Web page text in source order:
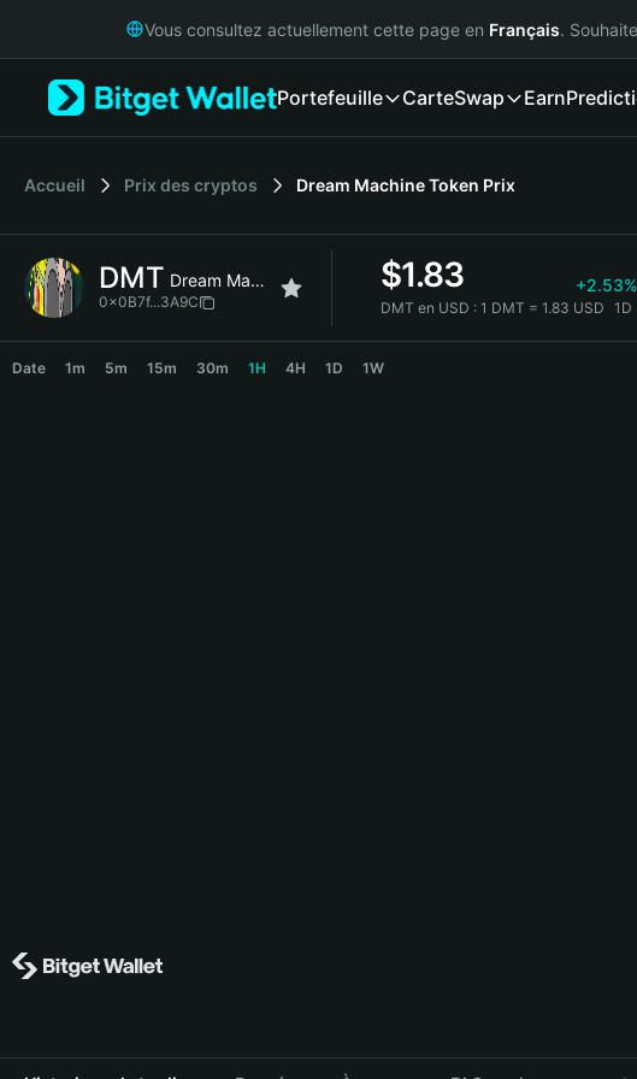
Русский
Italiano
简体中文
繁體中文
Bahasa Indonesia
Vous consultez actuellement cette page en Français.
Portefeuille CarteSwap Earn
Accueil Prix des cryptos Dream Machine Token Prix
DMT Dream Machine Token
0x0B7f...3A9C
$1.83 +2.53%
DMT en USD : 1 DMT = 1.83 USD 1D
Date 1m 5m 15m 30m 1H 4H 1D 1W